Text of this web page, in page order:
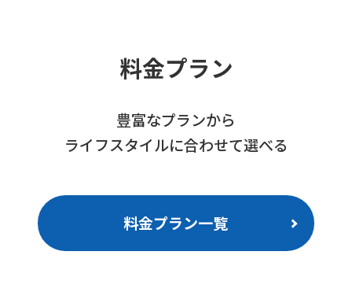
料金プラン
豊富なプランから
ライフスタイルに合わせて選べる
料金プラン一覧